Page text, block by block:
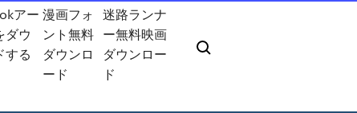
アー
ダウ
する
漫画フォ
ント無料
ダウンロ
ード
迷路ランナ
ー無料映画
ダウンロー
ド